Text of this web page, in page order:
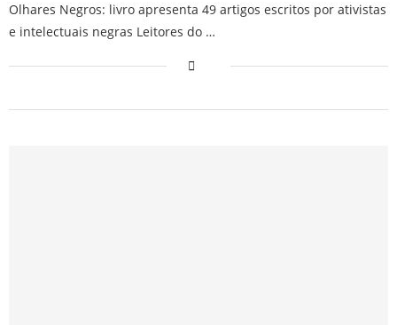
Olhares Negros: livro apresenta 49 artigos escritos por ativistas
e intelectuais negras Leitores do …